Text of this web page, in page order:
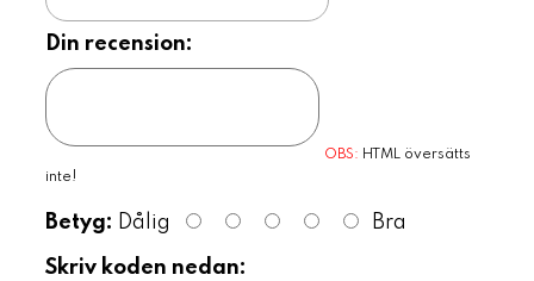
Din recension:
OBS: HTML översätts
inte!
Betyg: Dålig Bra
Skriv koden nedan: